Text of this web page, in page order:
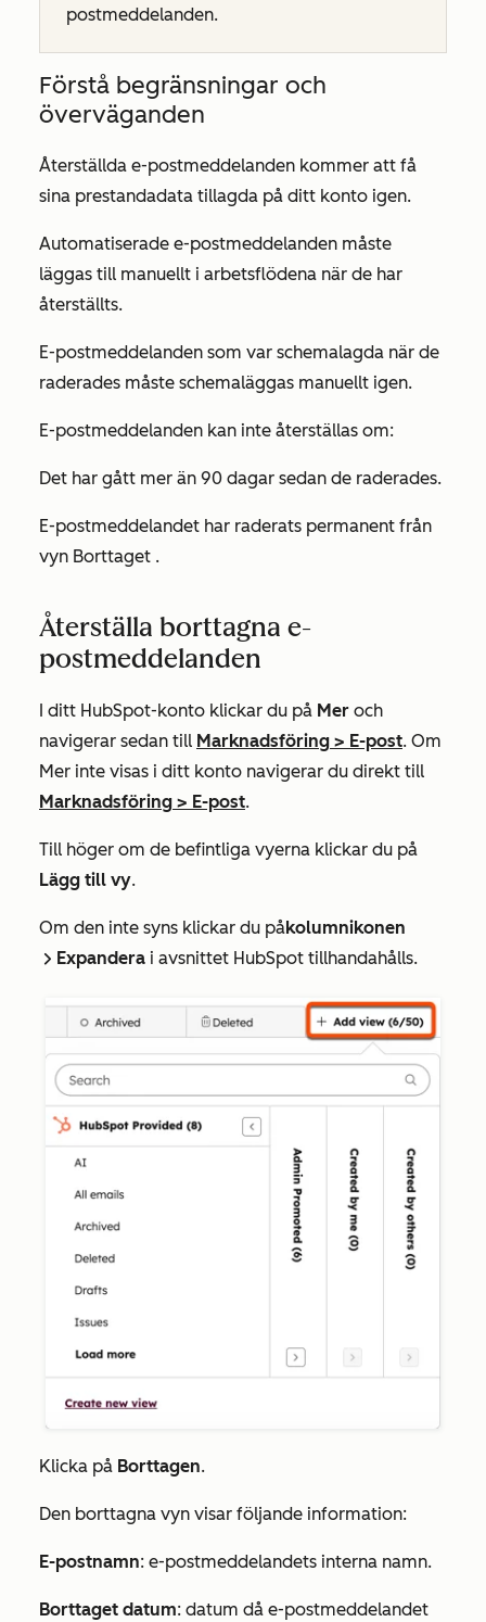
postmeddelanden.
Förstå begränsningar och
överväganden
Återställda e-postmeddelanden kommer att få
sina prestandadata tillagda på ditt konto igen.
Automatiserade e-postmeddelanden måste
läggas till manuellt i arbetsflödena när de har
återställts.
E-postmeddelanden som var schemalagda när de
raderades måste schemaläggas manuellt igen.
E-postmeddelanden kan inte återställas om:
Det har gått mer än 90 dagar sedan de raderades.
E-postmeddelandet har raderats permanent från
vyn Borttaget .
Återställa borttagna e-
postmeddelanden
I ditt HubSpot-konto klickar du på Mer och
navigerar sedan till Marknadsföring > E-post. Om
Mer inte visas i ditt konto navigerar du direkt till
Marknadsföring > E-post.
Till höger om de befintliga vyerna klickar du på
Lägg till vy.
Om den inte syns klickar du påkolumnikonen
right Expandera i avsnittet HubSpot tillhandahålls.
Klicka på Borttagen.
Den borttagna vyn visar följande information:
E-postnamn: e-postmeddelandets interna namn.
Borttaget datum: datum då e-postmeddelandet